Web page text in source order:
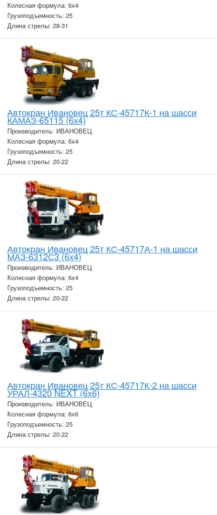
Колесная формула: 6х4
Грузоподъемность: 25
Длина стрелы: 28-31
Автокран Ивановец 25т КС-45717К-1 на шасси
КАМАЗ-65115 (6х4)
Производитель: ИВАНОВЕЦ
Колесная формула: 6х4
Грузоподъемность: 25
Длина стрелы: 20-22
Автокран Ивановец 25т КС-45717А-1 на шасси
МАЗ-6312С3 (6х4)
Производитель: ИВАНОВЕЦ
Колесная формула: 6х4
Грузоподъемность: 25
Длина стрелы: 20-22
Автокран Ивановец 25т КС-45717К-2 на шасси
УРАЛ-4320 NEXT (6х6)
Производитель: ИВАНОВЕЦ
Колесная формула: 6х6
Грузоподъемность: 25
Длина стрелы: 20-22